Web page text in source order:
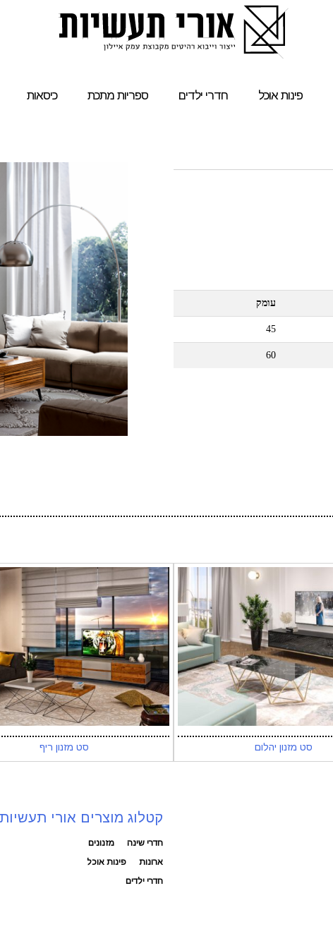
פינות אוכל חדרי ילדים ספריות מתכת כיסאות
עומק
45
60
סט מזנון ריף סט מזנון יהלום
קטלוג מוצרים אורי תעשיות
חדרי שינה
מזנונים
ארונות
פינות אוכל
חדרי ילדים